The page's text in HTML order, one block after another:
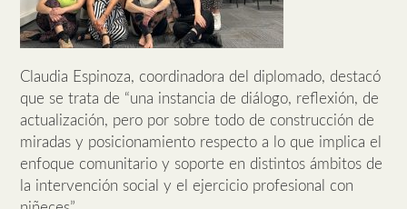
Claudia Espinoza, coordinadora del diplomado, destacó
que se trata de “una instancia de diálogo, reflexión, de
actualización, pero por sobre todo de construcción de
miradas y posicionamiento respecto a lo que implica el
enfoque comunitario y soporte en distintos ámbitos de
la intervención social y el ejercicio profesional con